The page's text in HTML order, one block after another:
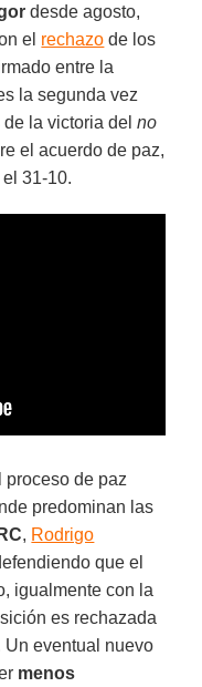
desde agosto,
el rechazo de los
entre la
la segunda vez
de la victoria delno
el acuerdo de paz,
31-10.
proceso de paz
predominan las
, Rodrigo
que el
igualmente con la
es rechazada
Un eventual nuevo
menos